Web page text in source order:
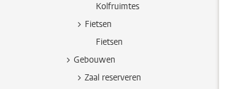
Kolfruimtes
Fietsen
Fietsen
Gebouwen
Zaal reserveren